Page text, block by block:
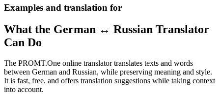
Examples and translation for
What the German ↔ Russian Translator
Can Do
The PROMT.One online translator translates texts and words
between German and Russian, while preserving meaning and style.
It is fast, free, and offers translation suggestions while taking context
into account.